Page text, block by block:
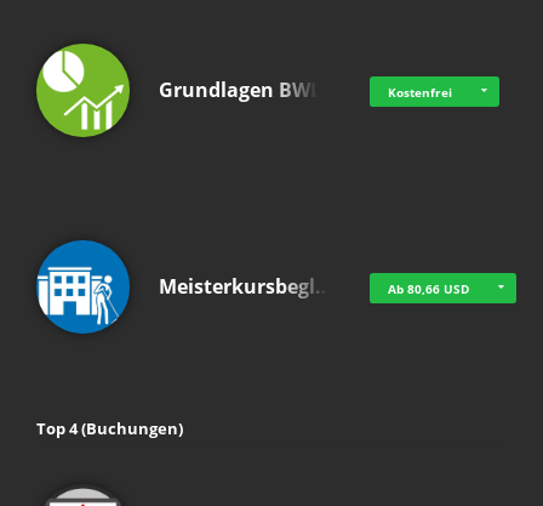
Grundlagen BWL Kostenfrei
Meisterkursbegl… Ab 80,66 USD
Top 4 (Buchungen)